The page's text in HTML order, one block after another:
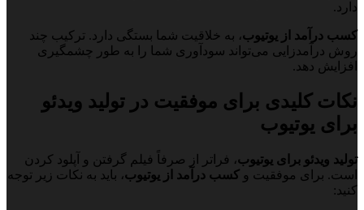
دارد.
کسب درآمد از یوتیوب، به خلاقیت شما بستگی دارد. ترکیب چند
روش درآمدزایی می‌تواند سودآوری شما را به طور چشمگیری
افزایش دهد.
نکات کلیدی برای موفقیت در تولید ویدئو
برای یوتیوب
تولید ویدئو برای یوتیوب، فراتر از صرفاً فیلم گرفتن و آپلود کردن
است. برای موفقیت و کسب درآمد از یوتیوب، باید به نکات زیر توجه
کنید: